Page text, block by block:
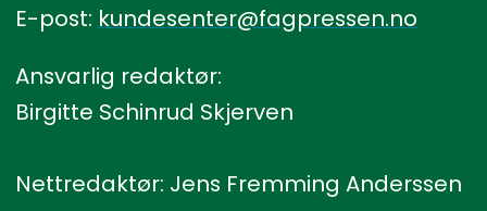
E-post: kundesenter@fagpressen.no
Ansvarlig redaktør:
Birgitte Schinrud Skjerven
Nettredaktør: Jens Fremming Anderssen